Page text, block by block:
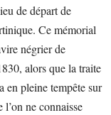
de départ de
Ce mémorial
négrier de
alors que la traite
en pleine tempête sur
ne connaisse